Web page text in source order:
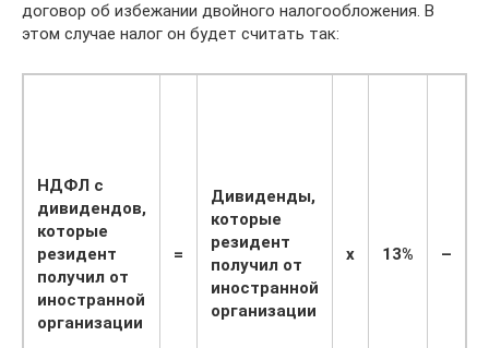
договор об избежании двойного налогообложения. В
этом случае налог он будет считать так:
НДФЛ с
дивидендов,
которые
резидент
получил от
иностранной
организации
=
Дивиденды,
которые
резидент
получил от
иностранной
организации
x 13% –